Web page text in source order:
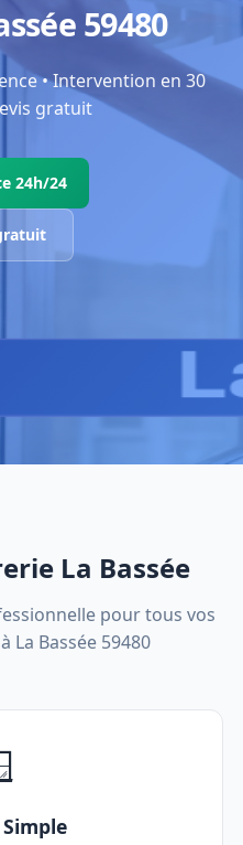
59480
• Intervention en 30
gratuit
24h/24
La Bassée
pour tous vos
La Bassée 59480